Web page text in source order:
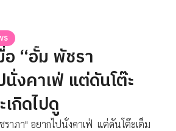
อ “อั้ม พัชรา
นั่งคาเฟ่ แต่ดันโต๊ะ
เกิดไปดู
ราภา" อยากไปนั่งคาเฟ่ แต่ดันโต๊ะเต็ม